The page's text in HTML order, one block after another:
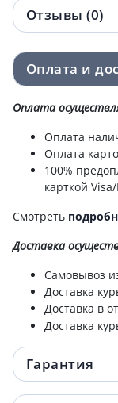
Avent
colics 1мес №2
Avent scy764/02
6мес №2
Avent scy763/02
3мес №2
Avent (Авент)
носиком 6+мес
Avent (Авент)
с носиком 6+мес
Avent пустышка
scf080/26
Avent пустышка
Avent пустышка
scf087/13
Отзывы (0)
Оплата и
Оплата
Оплата
Оплата
100%
карткой
Смотреть
Доставка
Самовывоз
Доставка
Доставка в
Доставка
Гарантия